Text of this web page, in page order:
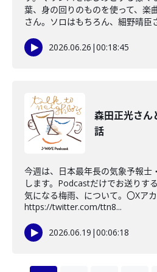
葉、身の回りのものを使って、楽
さん。ソロはもちろん、細野晴臣
2026.06.26 |00:18:45
森田正光さん
話
今週は、日本最年長の気象予報士
します。Podcastだけでお送りす
気になる梅雨、について。〇Xア
https://twitter.com/ttn8...
2026.06.19 |00:06:18